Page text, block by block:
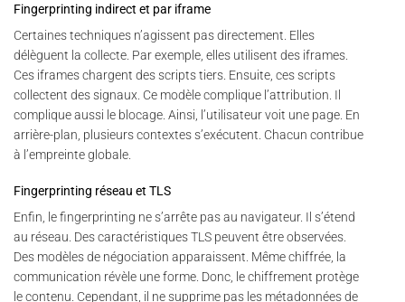
Fingerprinting indirect et par iframe
Certaines techniques n’agissent pas directement. Elles
délèguent la collecte. Par exemple, elles utilisent des iframes.
Ces iframes chargent des scripts tiers. Ensuite, ces scripts
collectent des signaux. Ce modèle complique l’attribution. Il
complique aussi le blocage. Ainsi, l’utilisateur voit une page. En
arrière-plan, plusieurs contextes s’exécutent. Chacun contribue
à l’empreinte globale.
Fingerprinting réseau et TLS
Enfin, le fingerprinting ne s’arrête pas au navigateur. Il s’étend
au réseau. Des caractéristiques TLS peuvent être observées.
Des modèles de négociation apparaissent. Même chiffrée, la
communication révèle une forme. Donc, le chiffrement protège
le contenu. Cependant, il ne supprime pas les métadonnées de